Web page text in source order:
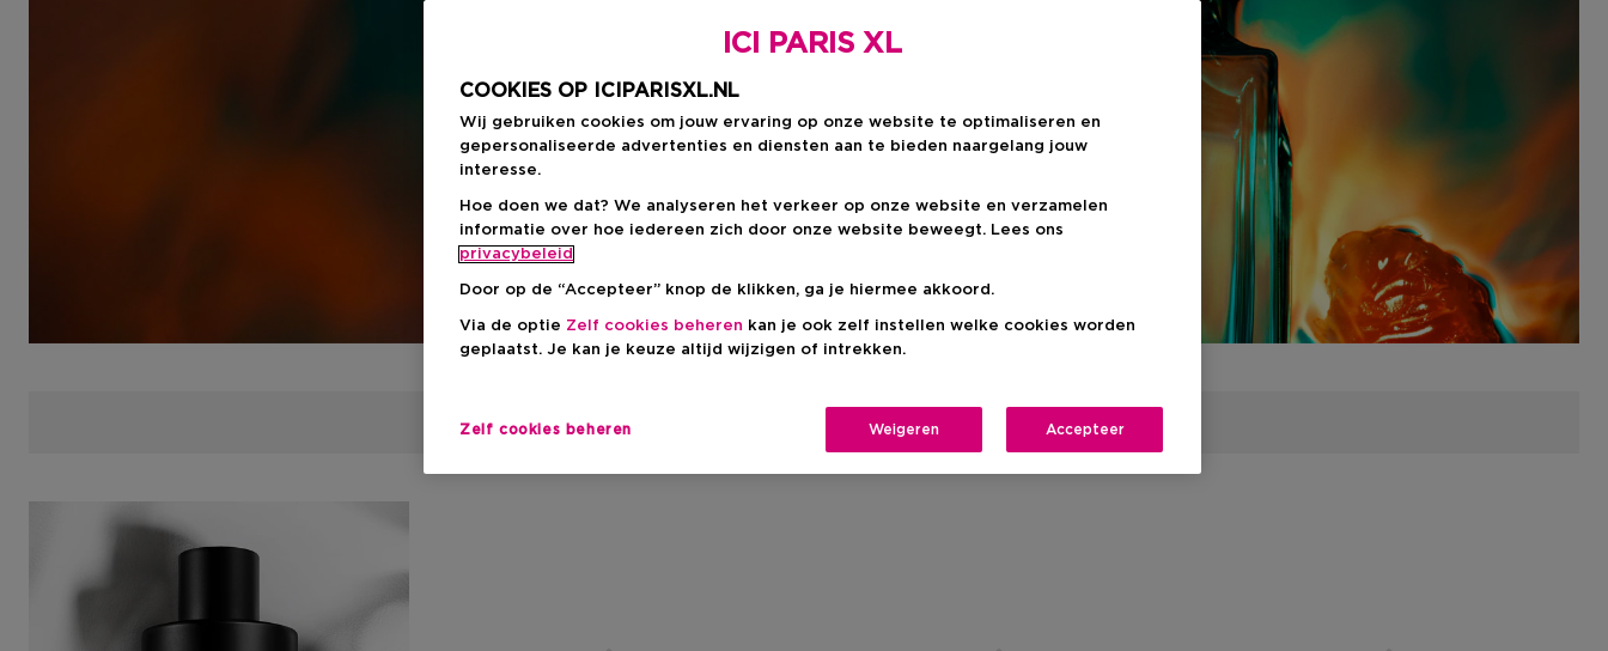
TOM FORD Bestsellers
ICI PARIS XL
COOKIES OP ICIPARISXL.NL
Wij gebruiken cookies om jouw ervaring op onze website te optimaliseren en
gepersonaliseerde advertenties en diensten aan te bieden naargelang jouw
interesse.
Hoe doen we dat? We analyseren het verkeer op onze website en verzamelen
informatie over hoe iedereen zich door onze website beweegt. Lees ons
privacybeleid
Door op de “Accepteer” knop de klikken, ga je hiermee akkoord.
Via de optie Zelf cookies beheren kan je ook zelf instellen welke cookies worden
geplaatst. Je kan je keuze altijd wijzigen of intrekken.
Zelf cookies beheren Weigeren Accepteer